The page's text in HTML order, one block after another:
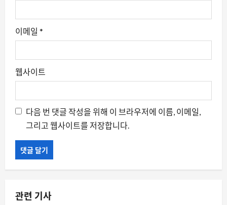
이메일 *
웹사이트
다음 번 댓글 작성을 위해 이 브라우저에 이름, 이메일,
그리고 웹사이트를 저장합니다.
관련 기사